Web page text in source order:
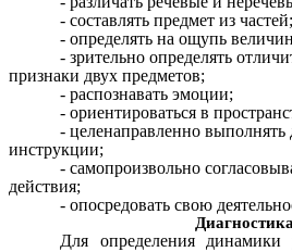
- составлять предмет из частей;
- определять на ощупь
- зрительно определять
признаки двух предметов;
- распознавать эмоции;
- ориентироваться в
- целенаправленно выполнять
инструкции;
- самопроизвольно
действия;
- опосредовать свою
Для определения динамики